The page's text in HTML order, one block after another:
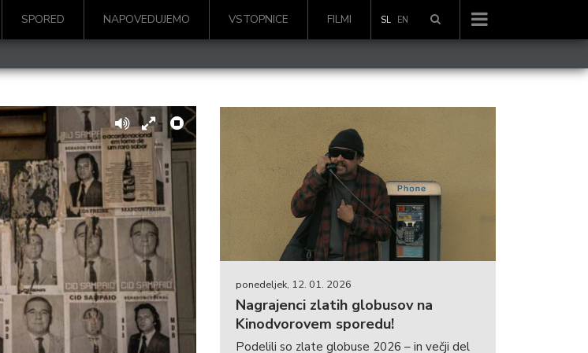
SPORED NAPOVEDUJEMO VSTOPNICE FILMI SL EN
ponedeljek, 12. 01. 2026
Nagrajenci zlatih globusov na
Kinodvorovem sporedu!
Podelili so zlate globuse 2026 – in večji del